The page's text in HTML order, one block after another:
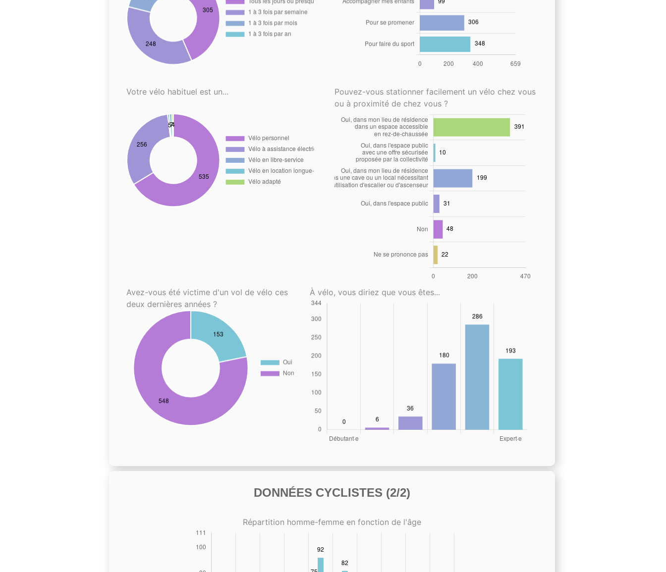
Votre vélo habituel est un...
Pouvez-vous stationner facilement un vélo chez vous
ou à proximité de chez vous ?
Avez-vous été victime d'un vol de vélo ces
deux dernières années ?
À vélo, vous diriez que vous êtes...
DONNÉES CYCLISTES (2/2)
Répartition homme-femme en fonction de l'âge